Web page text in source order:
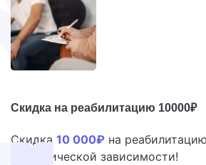
Скидка на реабилитацию 10000₽
Скидка 10 000₽ на
наркотической зависимости!